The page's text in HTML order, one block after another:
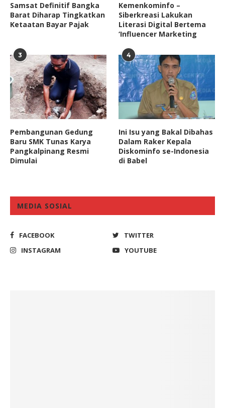
Samsat Definitif Bangka
Barat Diharap Tingkatkan
Ketaatan Bayar Pajak
Kemenkominfo –
Siberkreasi Lakukan
Literasi Digital Bertema
‘Influencer Marketing
3
Pembangunan Gedung
Baru SMK Tunas Karya
Pangkalpinang Resmi
Dimulai
4
Ini Isu yang Bakal Dibahas
Dalam Raker Kepala
Diskominfo se-Indonesia
di Babel
MEDIA SOSIAL
FACEBOOK
TWITTER
INSTAGRAM
YOUTUBE